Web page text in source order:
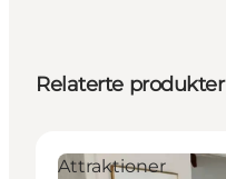
Relaterte produkter
Attraktioner